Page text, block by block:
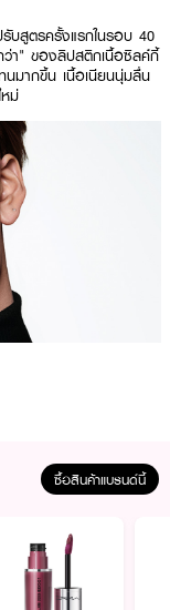
รับสูตรครั้งแรกในรอบ 40
า" ของลิปสติกเนื้อซิลค์กี้
มากขึ้น เนื้อเนียนนุ่มลื่น
ม่
ซื้อสินค้าแบรนด์นี้